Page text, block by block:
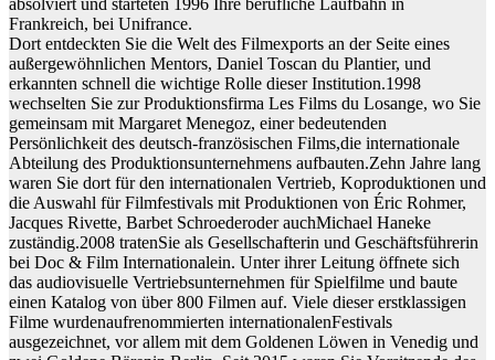
Frankreich, bei Unifrance.
Dort entdeckten Sie die Welt des Filmexports an der Seite eines
außergewöhnlichen Mentors, Daniel Toscan du Plantier, und
erkannten schnell die wichtige Rolle dieser Institution.1998
wechselten Sie zur Produktionsfirma Les Films du Losange, wo Sie
gemeinsam mit Margaret Menegoz, einer bedeutenden
Persönlichkeit des deutsch-französischen Films,die internationale
Abteilung des Produktionsunternehmens aufbauten.Zehn Jahre lang
waren Sie dort für den internationalen Vertrieb, Koproduktionen und
die Auswahl für Filmfestivals mit Produktionen von Éric Rohmer,
Jacques Rivette, Barbet Schroederoder auchMichael Haneke
zuständig.2008 tratenSie als Gesellschafterin und Geschäftsführerin
bei Doc & Film Internationalein. Unter ihrer Leitung öffnete sich
das audiovisuelle Vertriebsunternehmen für Spielfilme und baute
einen Katalog von über 800 Filmen auf. Viele dieser erstklassigen
Filme wurdenaufrenommierten internationalenFestivals
ausgezeichnet, vor allem mit dem Goldenen Löwen in Venedig und